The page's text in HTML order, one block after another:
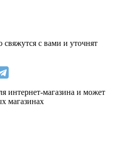
с вами и уточнят
интернет-магазина и может
магазинах